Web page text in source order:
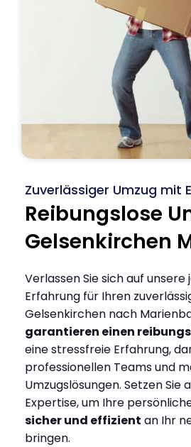
Zuverlässiger Umzug mit
Reibungslose
Gelsenkirchen
Verlassen Sie sich auf
Erfahrung für Ihren
Gelsenkirchen nach
garantieren einen
eine stressfreie Erfahrung,
professionellen Teams und
Umzugslösungen. Setzen Sie
Expertise, um Ihre
sicher und effizient an Ihr
bringen.